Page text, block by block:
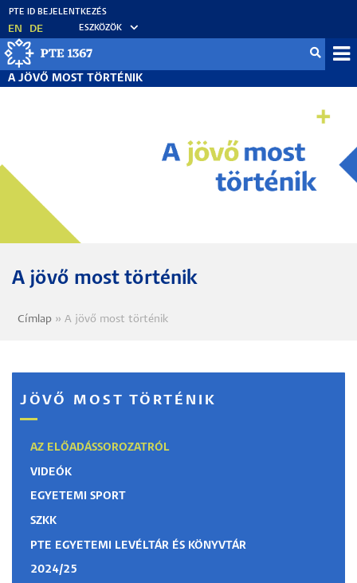
Ugrás
tartalomra
EN DE ESZKÖZÖK
A JÖVŐ MOST TÖRTÉNIK
A jövő most történik
Morzsa
Címlap A jövő most történik
JÖVŐ MOST TÖRTÉNIK
AZ ELŐADÁSSOROZATRÓL
VIDEÓK
EGYETEMI SPORT
SZKK
PTE EGYETEMI LEVÉLTÁR ÉS KÖNYVTÁR
2024/25